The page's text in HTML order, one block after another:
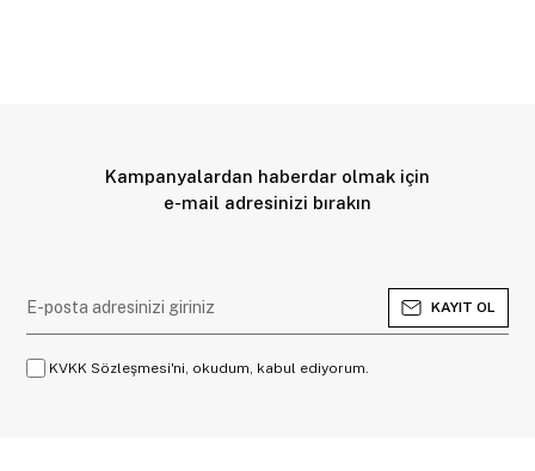
Kampanyalardan haberdar olmak için
e-mail adresinizi bırakın
KAYIT OL
KVKK Sözleşmesi'ni, okudum, kabul ediyorum.